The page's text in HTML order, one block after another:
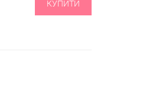
КУПИТИ